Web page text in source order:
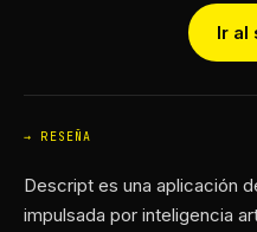
Ir al
RESEÑA
Descript es una aplicación
impulsada por inteligencia